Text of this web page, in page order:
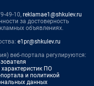
49-10, reklamae1@shkulev.ru
за достоверность
объявлениях.
e1pr@shkulev.ru
веб-портала регулируются:
ПО
и политикой
данных